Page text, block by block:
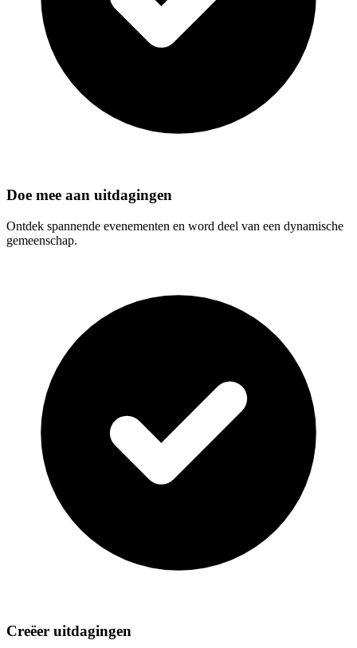
Doe mee aan uitdagingen
Ontdek spannende evenementen en word deel van een dynamische
gemeenschap.
Creëer uitdagingen